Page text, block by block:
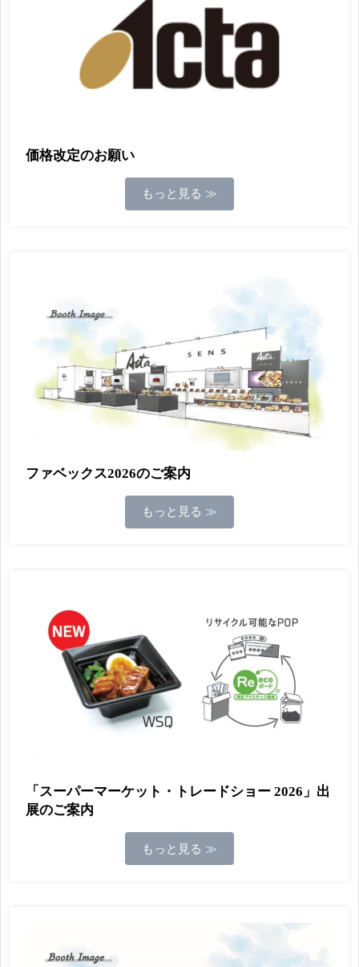
価格改定のお願い
もっと見る ≫
ファベックス2026のご案内
もっと見る ≫
「スーパーマーケット・トレードショー 2026」出
展のご案内
もっと見る ≫